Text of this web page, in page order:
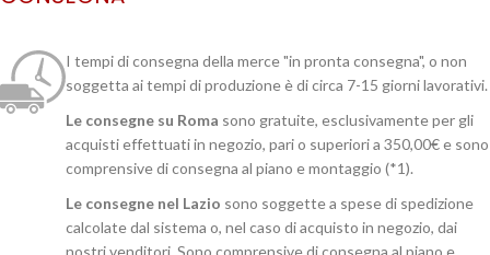
I tempi di consegna della merce "in pronta consegna", o non
soggetta ai tempi di produzione è di circa 7-15 giorni lavorativi.
Le consegne su Roma sono gratuite, esclusivamente per gli
acquisti effettuati in negozio, pari o superiori a 350,00€ e sono
comprensive di consegna al piano e montaggio (*1).
Le consegne nel Lazio sono soggette a spese di spedizione
calcolate dal sistema o, nel caso di acquisto in negozio, dai
nostri venditori. Sono comprensive di consegna al piano e